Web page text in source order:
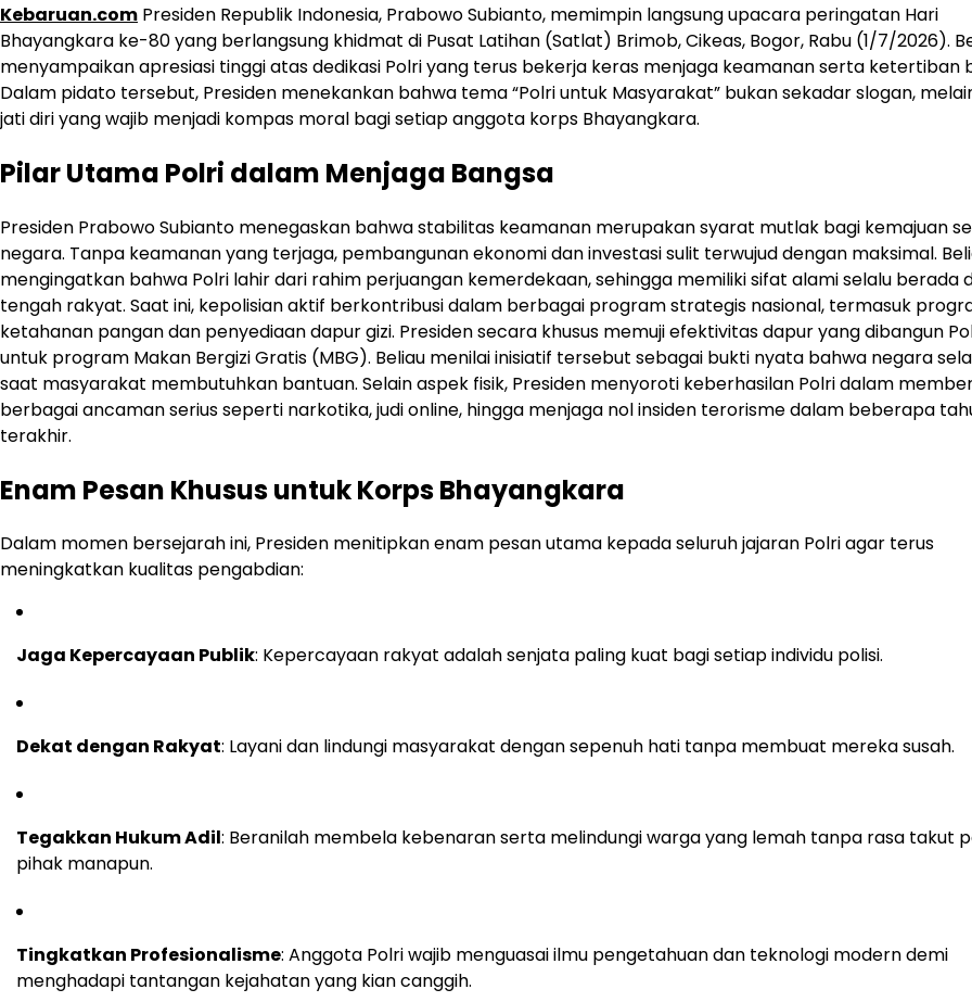
Kebaruan.com Presiden Republik Indonesia, Prabowo Subianto, memimpin langsung upacara peringatan Hari
Bhayangkara ke-80 yang berlangsung khidmat di Pusat Latihan (Satlat) Brimob, Cikeas, Bogor, Rabu (1/7/2026).
menyampaikan apresiasi tinggi atas dedikasi Polri yang terus bekerja keras menjaga keamanan serta ketertiban
Dalam pidato tersebut, Presiden menekankan bahwa tema “Polri untuk Masyarakat” bukan sekadar slogan,
jati diri yang wajib menjadi kompas moral bagi setiap anggota korps Bhayangkara.
Pilar Utama Polri dalam Menjaga Bangsa
Presiden Prabowo Subianto menegaskan bahwa stabilitas keamanan merupakan syarat mutlak bagi kemajuan
negara. Tanpa keamanan yang terjaga, pembangunan ekonomi dan investasi sulit terwujud dengan maksimal.
mengingatkan bahwa Polri lahir dari rahim perjuangan kemerdekaan, sehingga memiliki sifat alami selalu berada
tengah rakyat. Saat ini, kepolisian aktif berkontribusi dalam berbagai program strategis nasional, termasuk
ketahanan pangan dan penyediaan dapur gizi. Presiden secara khusus memuji efektivitas dapur yang dibangun
untuk program Makan Bergizi Gratis (MBG). Beliau menilai inisiatif tersebut sebagai bukti nyata bahwa negara
saat masyarakat membutuhkan bantuan. Selain aspek fisik, Presiden menyoroti keberhasilan Polri dalam
berbagai ancaman serius seperti narkotika, judi online, hingga menjaga nol insiden terorisme dalam beberapa
terakhir.
Enam Pesan Khusus untuk Korps Bhayangkara
Dalam momen bersejarah ini, Presiden menitipkan enam pesan utama kepada seluruh jajaran Polri agar terus
meningkatkan kualitas pengabdian:
Jaga Kepercayaan Publik: Kepercayaan rakyat adalah senjata paling kuat bagi setiap individu polisi.
Dekat dengan Rakyat: Layani dan lindungi masyarakat dengan sepenuh hati tanpa membuat mereka susah.
Tegakkan Hukum Adil: Beranilah membela kebenaran serta melindungi warga yang lemah tanpa rasa takut
pihak manapun.
Tingkatkan Profesionalisme: Anggota Polri wajib menguasai ilmu pengetahuan dan teknologi modern demi
menghadapi tantangan kejahatan yang kian canggih.